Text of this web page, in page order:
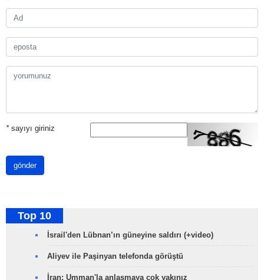
*sayıyı giriniz
gönder
Top 10
İsrail'den Lübnan’ın güneyine saldırı (+video)
Aliyev ile Paşinyan telefonda görüştü
İran: Umman'la anlaşmaya çok yakınız